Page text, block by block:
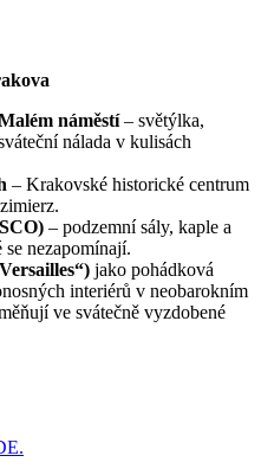
náměstí– světýlka,
nálada v kulisách
– Krakovské historické centrum
– podzemní sály, kaple a
nezapomínají.
jako pohádková
interiérů v neobarokním
ve svátečně vyzdobené